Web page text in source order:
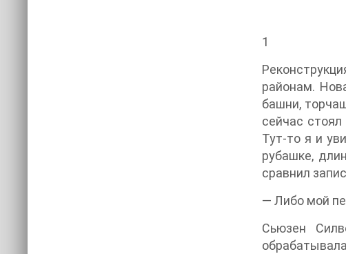
1
районам.
башни,
сейчас
Тут-то я и
рубашке,
сравнил
— Либо мой
Сьюзен